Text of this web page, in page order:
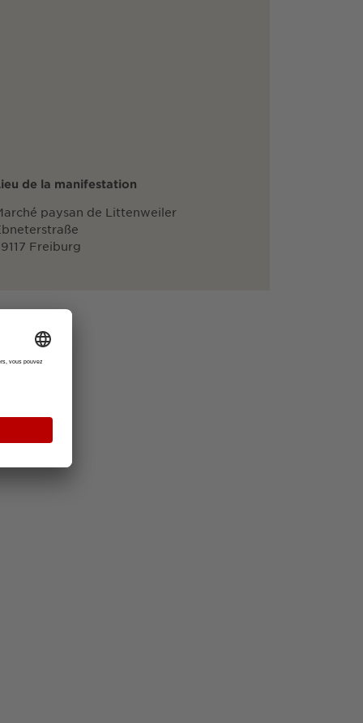
de la manifestation
paysan de Littenweiler
Freiburg